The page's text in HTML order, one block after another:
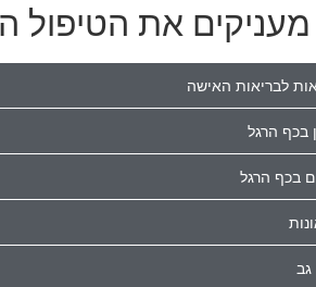
מעניקים את הטיפול
לבריאות האישה
בכף הרגל
בכף הרגל
גב